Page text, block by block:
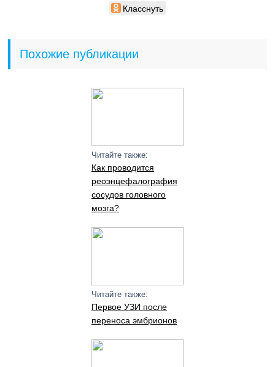
Класснуть
Похожие публикации
Читайте также:
Как проводится
реоэнцефалография
сосудов головного
мозга?
Читайте также:
Первое УЗИ после
переноса эмбрионов